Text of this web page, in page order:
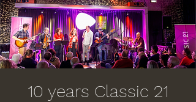
10 years Classic 21